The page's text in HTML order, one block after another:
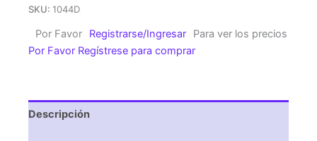
SKU: 1044D
Por Favor Registrarse/Ingresar
Para ver los precios
Por Favor Regístrese para comprar
Descripción